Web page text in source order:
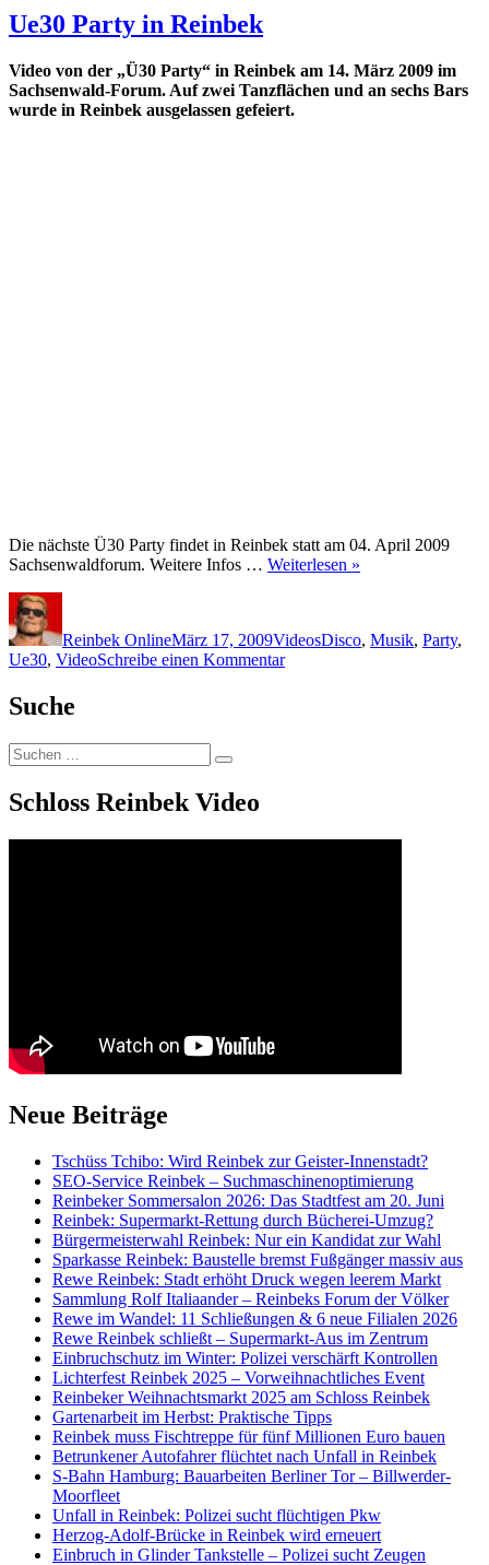
–
Tanz
Ue30 Party in Reinbek
Video von der „Ü30 Party“ in Reinbek am 14. März 2009 im
Sachsenwald-Forum. Auf zwei Tanzflächen und an sechs Bars
wurde in Reinbek ausgelassen gefeiert.
Die nächste Ü30 Party findet in Reinbek statt am 04. April 2009
Sachsenwaldforum. Weitere Infos … Weiterlesen »
Reinbek OnlineMärz 17, 2009VideosDisco, Musik, Party,
Ue30, VideoSchreibe einen Kommentarzu
Suche
Suchen
nach:
Suchen
Schloss Reinbek Video
Neue Beiträge
Tschüss Tchibo: Wird Reinbek zur Geister-Innenstadt?
SEO-Service Reinbek – Suchmaschinenoptimierung
Reinbeker Sommersalon 2026: Das Stadtfest am 20. Juni
Reinbek: Supermarkt-Rettung durch Bücherei-Umzug?
Bürgermeisterwahl Reinbek: Nur ein Kandidat zur Wahl
Sparkasse Reinbek: Baustelle bremst Fußgänger massiv aus
Rewe Reinbek: Stadt erhöht Druck wegen leerem Markt
Sammlung Rolf Italiaander – Reinbeks Forum der Völker
Rewe im Wandel: 11 Schließungen & 6 neue Filialen 2026
Rewe Reinbek schließt – Supermarkt-Aus im Zentrum
Einbruchschutz im Winter: Polizei verschärft Kontrollen
Lichterfest Reinbek 2025 – Vorweihnachtliches Event
Reinbeker Weihnachtsmarkt 2025 am Schloss Reinbek
Gartenarbeit im Herbst: Praktische Tipps
Reinbek muss Fischtreppe für fünf Millionen Euro bauen
Betrunkener Autofahrer flüchtet nach Unfall in Reinbek
S-Bahn Hamburg: Bauarbeiten Berliner Tor – Billwerder-
Moorfleet
Unfall in Reinbek: Polizei sucht flüchtigen Pkw
Herzog-Adolf-Brücke in Reinbek wird erneuert
Einbruch in Glinder Tankstelle – Polizei sucht Zeugen